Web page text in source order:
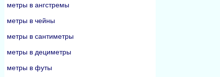
метры в ангстремы
метры в чейны
метры в сантиметры
метры в дециметры
метры в футы